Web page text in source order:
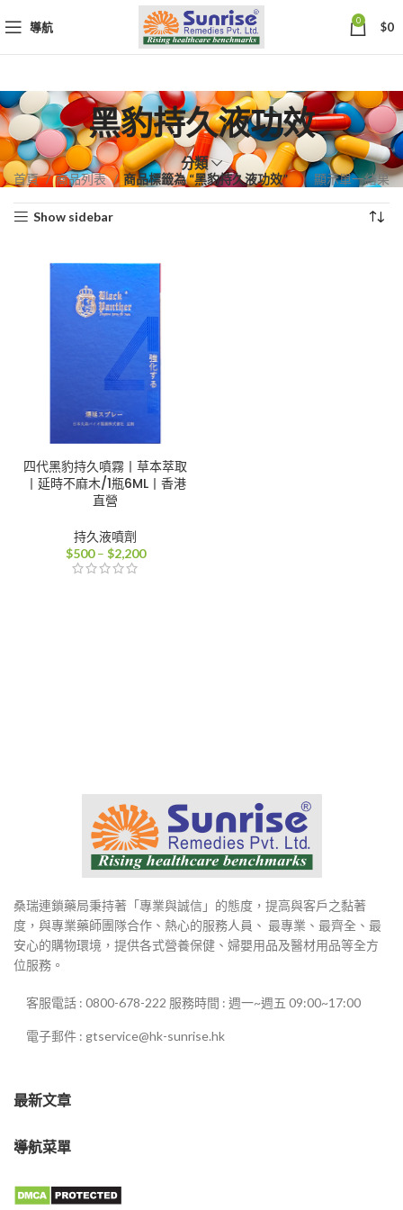
導航 0 $0
黑豹持久液功效
分類
首頁 商品列表 商品標籤為 “黑豹持久液功效” 顯示單一結果
Show sidebar
四代黑豹持久噴霧丨草本萃取
丨延時不麻木/1瓶6ML丨香港
直營
持久液噴劑
$500 – $2,200價
桑瑞連鎖藥局秉持著「專業與誠信」的態度，提高與客戶之黏著
度，與專業藥師團隊合作、熱心的服務人員、 最專業、最齊全、最
安心的購物環境，提供各式營養保健、婦嬰用品及醫材用品等全方
位服務。
客服電話 : 0800-678-222 服務時間 : 週一~週五 09:00~17:00
電子郵件 : gtservice@hk-sunrise.hk
最新文章
導航菜單